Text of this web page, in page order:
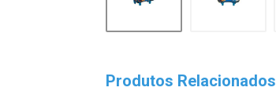
Produtos Relacionados